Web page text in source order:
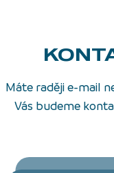
Máte raději e-mail
Vás budeme